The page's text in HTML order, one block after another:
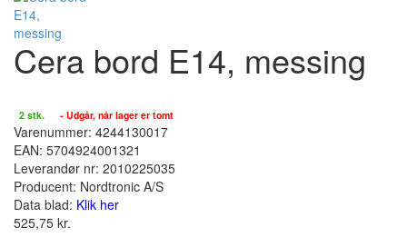
Cera bord E14, messing
2 stk.
- Udgår, når lager er tomt
Varenummer: 4244130017
EAN: 5704924001321
Leverandør nr: 2010225035
Producent: Nordtronic A/S
Data blad: Klik her
525,75 kr.